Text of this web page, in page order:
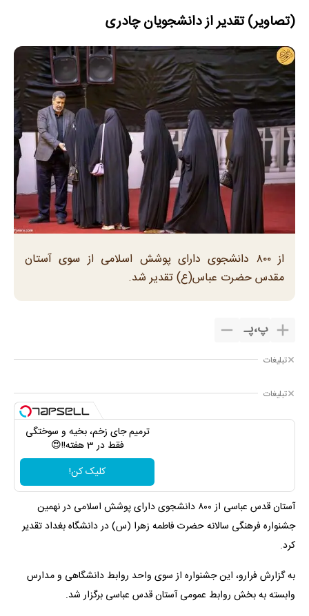
(تصاویر) تقدیر از دانشجویان چادری
از ۸۰۰ دانشجوی دارای پوشش اسلامی از سوی آستان
مقدس حضرت عباس(ع) تقدیر شد.
پ،پـ
تبلیغات
تبلیغات
ترمیم جای زخم، بخیه و سوختگی
فقط در 3 هفته!!😍
کلیک کن!
آستان قدس عباسی از ۸۰۰ دانشجوی دارای پوشش اسلامی در نهمین
جشنواره فرهنگی سالانه حضرت فاطمه زهرا (س) در دانشگاه بغداد تقدیر
کرد.
به گزارش فرارو، این جشنواره از سوی واحد روابط دانشگاهی و مدارس
وابسته به بخش روابط عمومی آستان قدس عباسی برگزار شد.